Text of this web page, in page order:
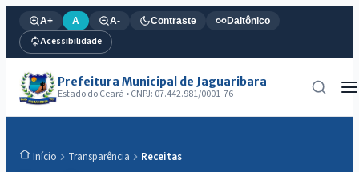
A+ A A- Contraste Daltônico
Acessibilidade
Prefeitura Municipal de Jaguaribara
Estado do Ceará • CNPJ: 07.442.981/0001-76
Início Transparência Receitas